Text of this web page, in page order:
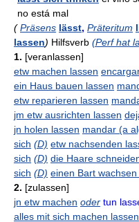
no está mal
( Präsens lässt, Präteritum
lassen) Hilfsverb (Perf hat
1. [veranlassen]
etw machen lassen
ein Haus bauen lassen
etw reparieren lassen
jm etw ausrichten lassen
jn holen lassen mandar (a
sich (D) etw nachsenden
sich (D) die Haare
sich (D) einen Bart wachsen
2. [zulassen]
jn etw machen oder tun
alles mit sich machen lassen